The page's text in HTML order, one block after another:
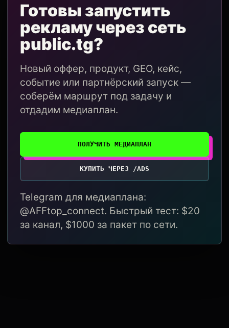
Готовы запустить
рекламу через сеть
public.tg?
Новый оффер, продукт, GEO, кейс,
событие или партнёрский запуск —
соберём маршрут под задачу и
отдадим медиаплан.
ПОЛУЧИТЬ МЕДИАПЛАН
КУПИТЬ ЧЕРЕЗ /ADS
Telegram для медиаплана:
@AFFtop_connect. Быстрый тест: $20
за канал, $1000 за пакет по сети.